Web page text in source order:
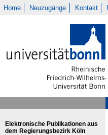
Home Neuzugänge Kontakt
Elektronische Publikationen aus
dem Regierungsbezirk Köln